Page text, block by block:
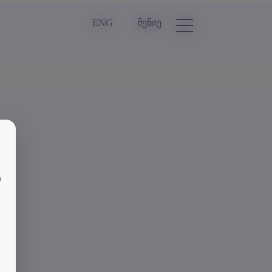
ENG მენიუ